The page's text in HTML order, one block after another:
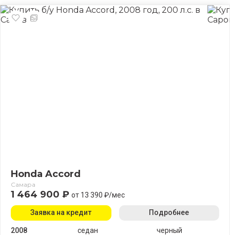
Honda Accord
Самара
1 464 900 ₽ от 13 390 ₽/мес
2008
седан
черный
Заявка на кредит Подробнее